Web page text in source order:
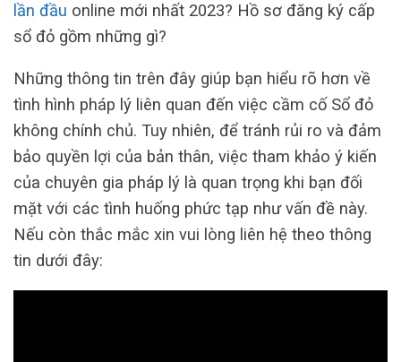
lần đầu online mới nhất 2023? Hồ sơ đăng ký cấp
sổ đỏ gồm những gì?
Những thông tin trên đây giúp bạn hiểu rõ hơn về
tình hình pháp lý liên quan đến việc cầm cố Sổ đỏ
không chính chủ. Tuy nhiên, để tránh rủi ro và đảm
bảo quyền lợi của bản thân, việc tham khảo ý kiến
của chuyên gia pháp lý là quan trọng khi bạn đối
mặt với các tình huống phức tạp như vấn đề này.
Nếu còn thắc mắc xin vui lòng liên hệ theo thông
tin dưới đây: